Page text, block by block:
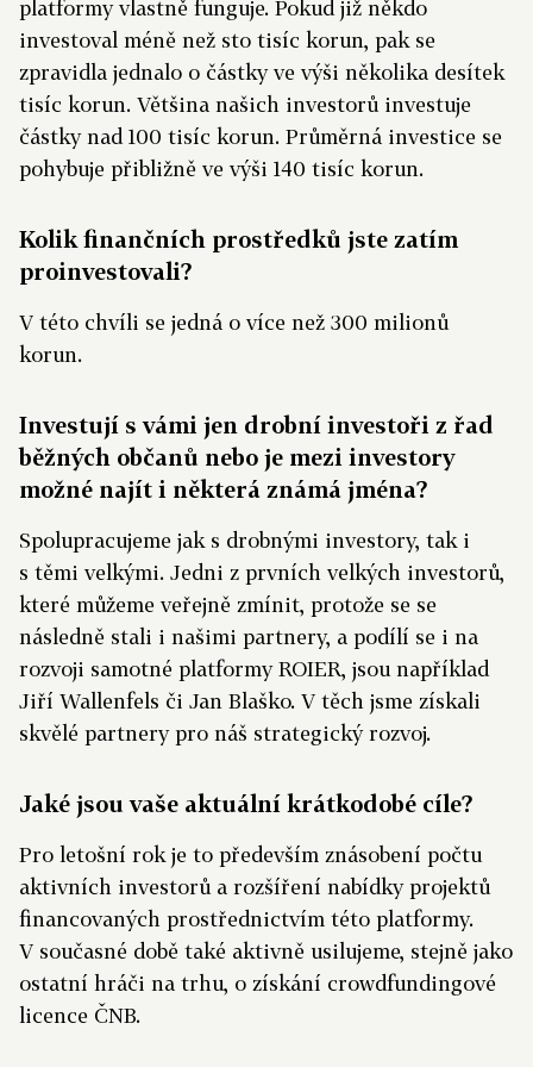
platformy vlastně funguje. Pokud již někdo
investoval méně než sto tisíc korun, pak se
zpravidla jednalo o částky ve výši několika desítek
tisíc korun. Většina našich investorů investuje
částky nad 100 tisíc korun. Průměrná investice se
pohybuje přibližně ve výši 140 tisíc korun.
Kolik finančních prostředků jste zatím
proinvestovali?
V této chvíli se jedná o více než 300 milionů
korun.
Investují s vámi jen drobní investoři z řad
běžných občanů nebo je mezi investory
možné najít i některá známá jména?
Spolupracujeme jak s drobnými investory, tak i
s těmi velkými. Jedni z prvních velkých investorů,
které můžeme veřejně zmínit, protože se se
následně stali i našimi partnery, a podílí se i na
rozvoji samotné platformy ROIER, jsou například
Jiří Wallenfels či Jan Blaško. V těch jsme získali
skvělé partnery pro náš strategický rozvoj.
Jaké jsou vaše aktuální krátkodobé cíle?
Pro letošní rok je to především znásobení počtu
aktivních investorů a rozšíření nabídky projektů
financovaných prostřednictvím této platformy.
V současné době také aktivně usilujeme, stejně jako
ostatní hráči na trhu, o získání crowdfundingové
licence ČNB.